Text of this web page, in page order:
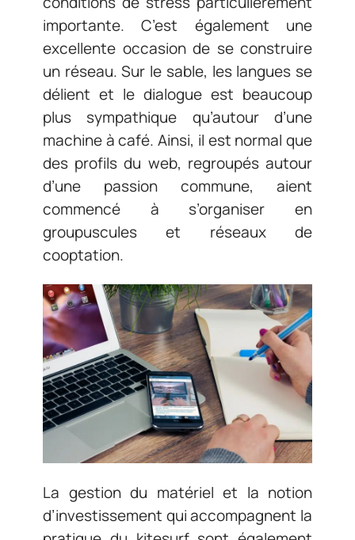
importante. C’est également une
excellente occasion de se construire
un réseau. Sur le sable, les langues se
délient et le dialogue est beaucoup
plus sympathique qu’autour d’une
machine à café. Ainsi, il est normal que
des profils du web, regroupés autour
d’une passion commune, aient
commencé à s’organiser en
groupuscules et réseaux de
cooptation.
La gestion du matériel et la notion
d’investissement qui accompagnent la